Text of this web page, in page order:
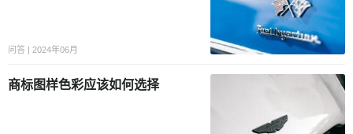
问答 | 2024年06月
商标图样色彩应该如何选择